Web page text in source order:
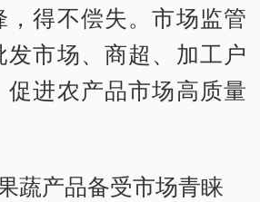
，得不偿失。市场监管
市场、商超、加工户
促进农产品市场高质量
产品备受市场青睐